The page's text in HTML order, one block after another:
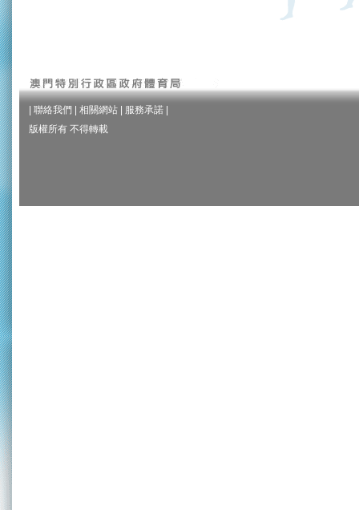
聯絡我們 相關網站 服務承諾
版權所有 不得轉載